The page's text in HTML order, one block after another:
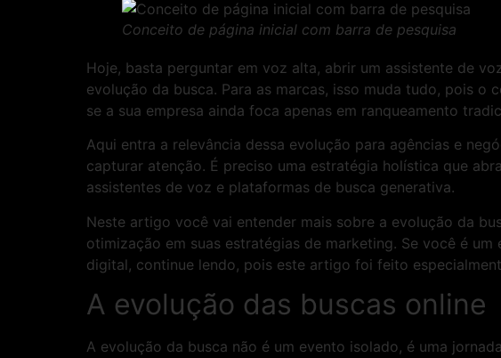
Conceito de página inicial com barra de pesquisa
Hoje, basta perguntar em voz alta, abrir um assistente de
evolução da busca. Para as marcas, isso muda tudo, pois
se a sua empresa ainda foca apenas em ranqueamento
Aqui entra a relevância dessa evolução para agências e
capturar atenção. É preciso uma estratégia holística que
assistentes de voz e plataformas de busca generativa.
Neste artigo você vai entender mais sobre a evolução da
otimização em suas estratégias de marketing. Se você é
digital, continue lendo, pois este artigo foi feito
A evolução das buscas online
A evolução da busca não é um evento isolado, é uma